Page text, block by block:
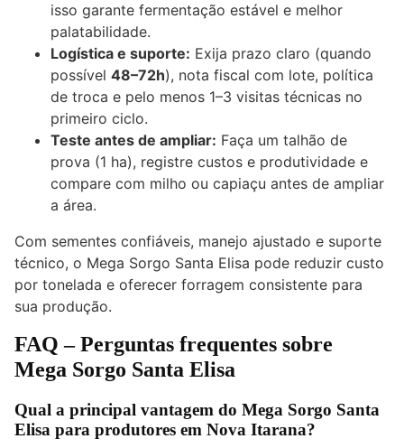
isso garante fermentação estável e melhor
palatabilidade.
Logística e suporte: Exija prazo claro (quando
possível 48–72h), nota fiscal com lote, política
de troca e pelo menos 1–3 visitas técnicas no
primeiro ciclo.
Teste antes de ampliar: Faça um talhão de
prova (1 ha), registre custos e produtividade e
compare com milho ou capiaçu antes de ampliar
a área.
Com sementes confiáveis, manejo ajustado e suporte
técnico, o Mega Sorgo Santa Elisa pode reduzir custo
por tonelada e oferecer forragem consistente para
sua produção.
FAQ – Perguntas frequentes sobre
Mega Sorgo Santa Elisa
Qual a principal vantagem do Mega Sorgo Santa
Elisa para produtores em Nova Itarana?